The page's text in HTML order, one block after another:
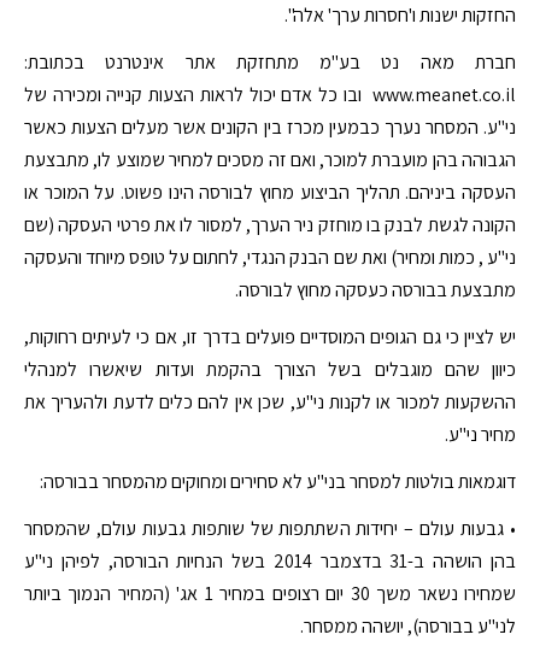
החזקות ישנות ו'חסרות ערך' אלה".
חברת מאה נט בע"מ מתחזקת אתר אינטרנט בכתובת:
www.meanet.co.il ובו כל אדם יכול לראות הצעות קנייה ומכירה של
ני"ע. המסחר נערך כבמעין מכרז בין הקונים אשר מעלים הצעות כאשר
הגבוהה בהן מועברת למוכר, ואם זה מסכים למחיר שמוצע לו, מתבצעת
העסקה ביניהם. תהליך הביצוע מחוץ לבורסה הינו פשוט. על המוכר או
הקונה לגשת לבנק בו מוחזק ניר הערך, למסור לו את פרטי העסקה (שם
ני"ע , כמות ומחיר) ואת שם הבנק הנגדי, לחתום על טופס מיוחד והעסקה
מתבצעת בבורסה כעסקה מחוץ לבורסה.
יש לציין כי גם הגופים המוסדיים פועלים בדרך זו, אם כי לעיתים רחוקות,
כיוון שהם מוגבלים בשל הצורך בהקמת ועדות שיאשרו למנהלי
ההשקעות למכור או לקנות ני"ע, שכן אין להם כלים לדעת ולהעריך את
מחיר ני"ע.
דוגמאות בולטות למסחר בני"ע לא סחירים ומחוקים מהמסחר בבורסה:
• גבעות עולם – יחידות השתתפות של שותפות גבעות עולם, שהמסחר
בהן הושהה ב-31 בדצמבר 2014 בשל הנחיות הבורסה, לפיהן ני"ע
שמחירו נשאר משך 30 יום רצופים במחיר 1 אג' (המחיר הנמוך ביותר
לני"ע בבורסה), יושהה ממסחר.